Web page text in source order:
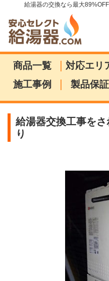
給湯器の交換なら最大
商品一覧 | 対応エリ
施工事例
| 製品保証
給湯器交換工事を
り